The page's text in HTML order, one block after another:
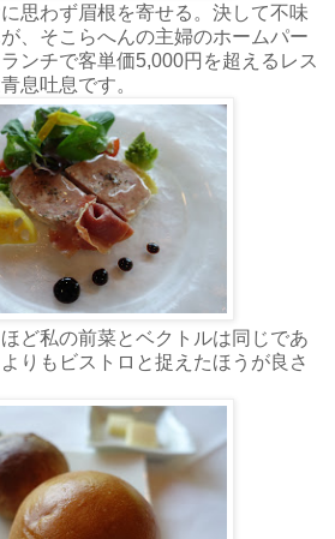
思わず眉根を寄せる。決して不味
、そこらへんの主婦のホームパー
ンチで客単価5,000円を超えるレス
息吐息です。
ど私の前菜とベクトルは同じであ
りもビストロと捉えたほうが良さ